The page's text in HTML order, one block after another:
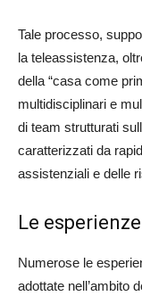
Tale processo,
la teleassistenza,
della “casa come
multidisciplinari e
di team strutturati
caratterizzati da
assistenziali e delle
Le
Numerose le
adottate nell’ambito